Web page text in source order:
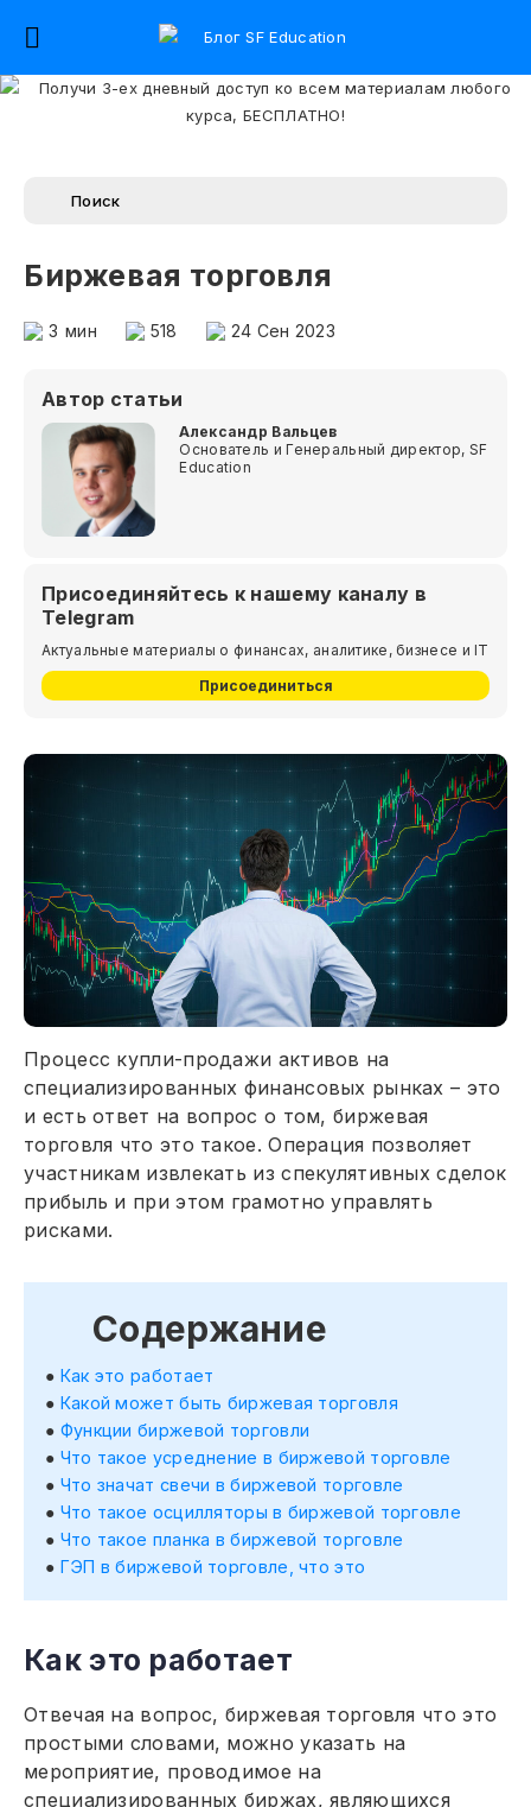
Биржевая торговля
3 мин 518 24 Сен 2023
Автор статьи
Александр Вальцев
Основатель и Генеральный директор, SF
Education
Присоединяйтесь к нашему каналу в
Telegram
Актуальные материалы о финансах, аналитике, бизнесе и IT
Присоединиться
Процесс купли-продажи активов на
специализированных финансовых рынках – это
и есть ответ на вопрос о том, биржевая
торговля что это такое. Операция позволяет
участникам извлекать из спекулятивных сделок
прибыль и при этом грамотно управлять
рисками.
Содержание
Как это работает
Какой может быть биржевая торговля
Функции биржевой торговли
Что такое усреднение в биржевой торговле
Что значат свечи в биржевой торговле
Что такое осцилляторы в биржевой торговле
Что такое планка в биржевой торговле
ГЭП в биржевой торговле, что это
Как это работает
Отвечая на вопрос, биржевая торговля что это
простыми словами, можно указать на
мероприятие, проводимое на
специализированных биржах, являющихся